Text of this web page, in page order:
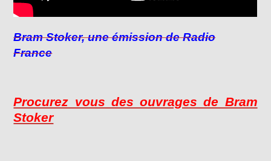
Bram Stoker, une émission de Radio
France
Procurez vous des ouvrages de Bram
Stoker